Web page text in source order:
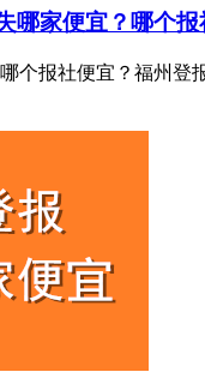
哪家便宜？哪个报
个报社便宜？福州登